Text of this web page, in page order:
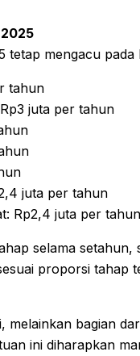
tetap mengacu
tahun
juta per tahun
juta per tahun
Rp2,4 juta per tahun
selama
proporsi tahap
melainkan bagian
ini diharapkan